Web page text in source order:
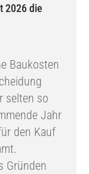
2026 die
Baukosten
selten so
Jahr
den Kauf
Gründen